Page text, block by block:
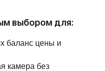
выбором для:
баланс цены и
камера без
0599